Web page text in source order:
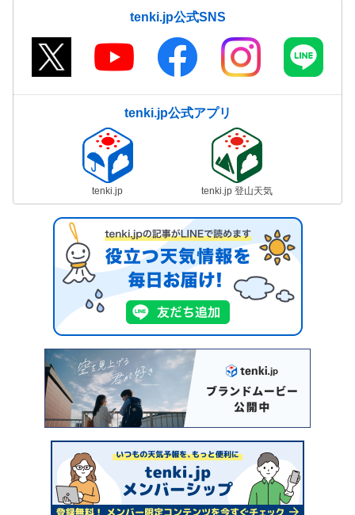
tenki.jp公式SNS
tenki.jp公式アプリ
tenki.jp tenki.jp 登山天気